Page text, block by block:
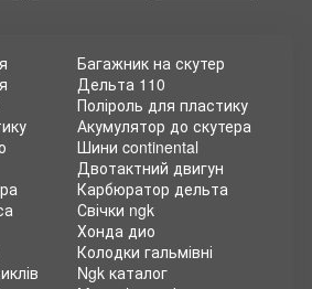
тільки з перевіреними
високу якість кожного товару.
онлайн має свої переваги. Ви
в зручний для вас час,
асортиментом товарів та зробити
Крім того, ми забезпечуємо швидку
всі товари.
Багажник на скутер
Дельта 110
Поліроль для пластику
Акумулятор до скутера
Шини continental
Двотактний двигун
Карбюратор дельта
Свічки ngk
Хонда дио
Колодки гальмівні
Ngk каталог